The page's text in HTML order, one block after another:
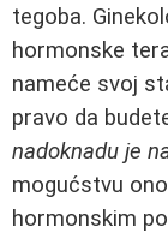
tegoba.
hormonske
nameće svoj
pravo da
nadoknadu je
mogućstvu
hormonskim